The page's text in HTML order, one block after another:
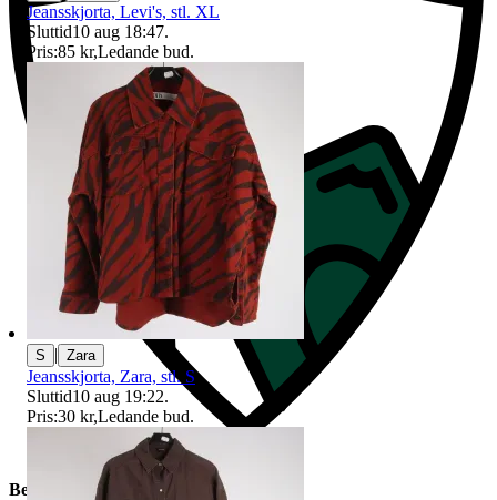
Beskrivning
Jeansskjorta, Levi's, stl. XL
Sluttid10 aug 18:47.
Pris:85 kr,Ledande bud.
S | Zara
Jeansskjorta, Zara, stl. S
Sluttid10 aug 19:22.
Pris:30 kr,Ledande bud.